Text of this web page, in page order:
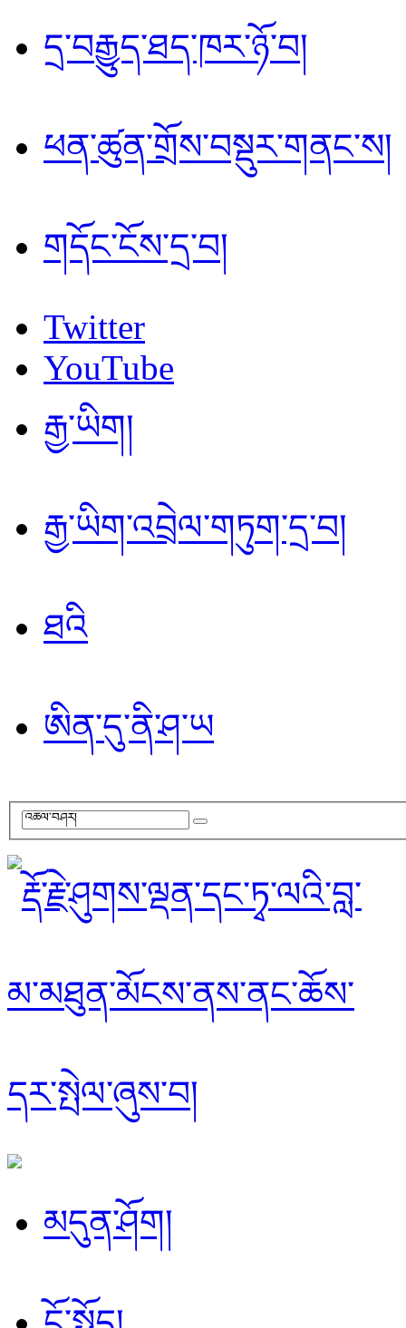
དྲ་བརྒྱུད་ཐད་ཁར་ཉོ་བ།
ཕན་ཚུན་གྲོས་བསྡུར་གནང་ས།
གདོང་ངོས་དྲ་བ།
Twitter
YouTube
རྒྱ་ཡིག།
རྒྱ་ཡིག་འབྲེལ་གཏུག་དྲ་བ།
ཐའི
ཨིན་དུ་ནི་ཤ་ཡ
མདུན་ཤོག།